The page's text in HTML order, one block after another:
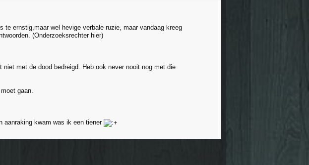
te ernstig,maar wel hevige verbale ruzie, maar vandaag kreeg
(Onderzoeksrechter hier)
met de dood bedreigd. Heb ook never nooit nog met die
gaan.
aanraking kwam was ik een tiener